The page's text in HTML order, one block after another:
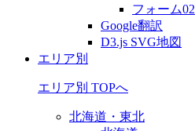
フォーム02
Google翻訳
D3.js SVG地図
エリア別
エリア別 TOPへ
北海道・東北